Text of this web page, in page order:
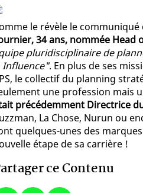
le révèle le communiqué
34 ans, nommée Head
pluridisciplinaire de
Influence". En plus de ses
le collectif du planning
une profession mais
précédemment Directrice
La Chose, Nurun ou
quelques-unes des
étape de sa carrière !
ce Contenu